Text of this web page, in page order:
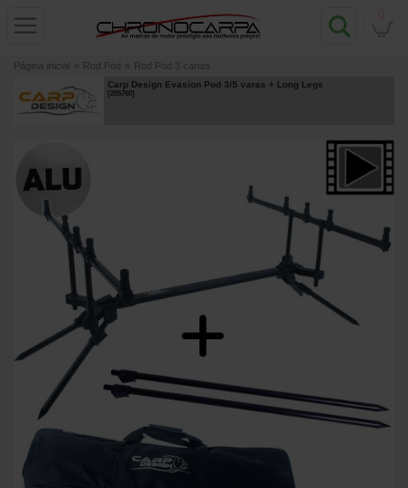
Página inicial » Rod Pod » Rod Pod 3 canas
Carp Design Evasion Pod 3/5 varas + Long Legs
[205760]